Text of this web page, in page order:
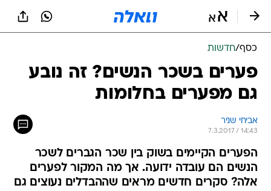
כסף/חדשות
פערים בשכר הנשים? זה נובע
גם מפערים בחלומות
אביחי שניר
7.3.2017 / 14:43
הפערים הקיימים בשוק בין שכר הגברים לשכר
הנשים הם עובדה ידועה. אך מה המקור לפערים
אלה? סקרים חדשים מראים שההבדלים נעוצים גם